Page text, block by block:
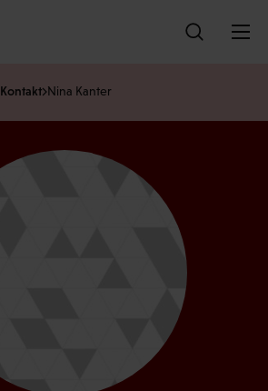
Kontakt Nina Kanter